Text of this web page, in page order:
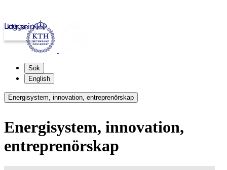
kth.se
Logga in
Sök
English
Energisystem, innovation, entreprenörskap
Energisystem, innovation,
entreprenörskap